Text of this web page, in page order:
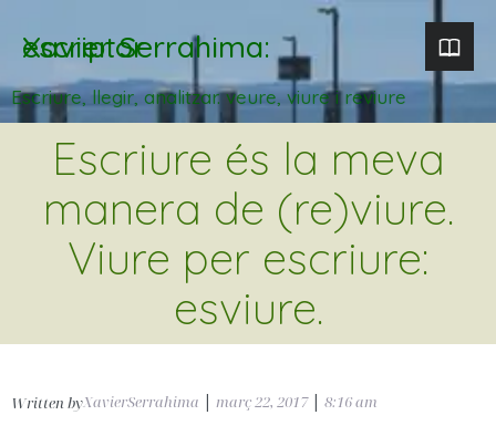
Xavier Serrahima: escriptor
Escriure, llegir, analitzar. veure, viure i reviure
Escriure és la meva
manera de (re)viure.
Viure per escriure:
esviure.
Written byXavierSerrahima març 22, 2017 8:16 am